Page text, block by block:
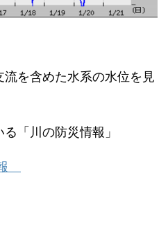
を含めた水系の水位を見
「川の防災情報」